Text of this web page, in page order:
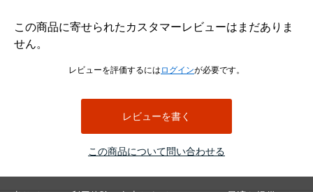
この商品について問い合わせる
この商品に寄せられたカスタマーレビューはまだありま
せん。
レビューを評価するには ログインが必要です。
レビューを書く